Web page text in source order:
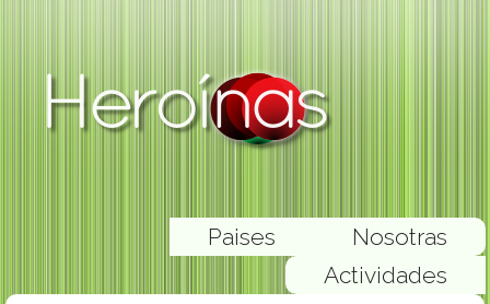
Nosotras
Paises
Actividades